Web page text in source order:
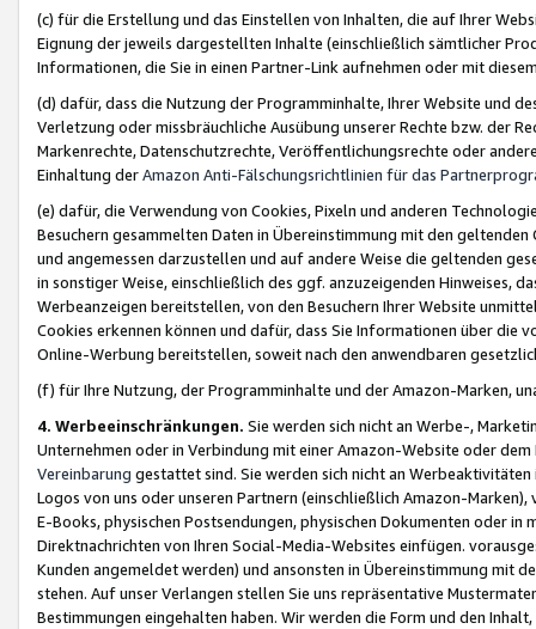
(c) für die Erstellung und das Einstellen von Inhalten, die auf Ihrer
Eignung der jeweils dargestellten Inhalte (einschließlich sämtlicher
Informationen, die Sie in einen Partner-Link aufnehmen oder mit
(d) dafür, dass die Nutzung der Programminhalte, Ihrer Website und
Verletzung oder missbräuchliche Ausübung unserer Rechte bzw. der
Markenrechte, Datenschutzrechte, Veröffentlichungsrechte oder
Einhaltung derAmazon Anti-Fälschungsrichtlinien für das
(e) dafür, die Verwendung von Cookies, Pixeln und anderen
Besuchern gesammelten Daten in Übereinstimmung mit den
und angemessen darzustellen und auf andere Weise die geltenden
in sonstiger Weise, einschließlich des ggf. anzuzeigenden Hinweises,
Werbeanzeigen bereitstellen, von den Besuchern Ihrer Website
Cookies erkennen können und dafür, dass Sie Informationen über die
Online-Werbung bereitstellen, soweit nach den anwendbaren
(f) für Ihre Nutzung, der Programminhalte und der Amazon-Marken,
4. Werbeeinschränkungen. Sie werden sich nicht an Werbe-,
Unternehmen oder in Verbindung mit einer Amazon-Website oder
Vereinbarung gestattet sind. Sie werden sich nicht an
Logos von uns oder unseren Partnern (einschließlich Amazon-
E-Books, physischen Postsendungen, physischen Dokumenten oder in
Direktnachrichten von Ihren Social-Media-Websites einfügen.
Kunden angemeldet werden) und ansonsten in Übereinstimmung mit
stehen. Auf unser Verlangen stellen Sie uns repräsentative
Bestimmungen eingehalten haben. Wir werden die Form und den